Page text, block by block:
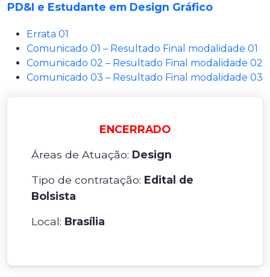
PD&I e Estudante em Design Gráfico
Errata 01
Comunicado 01 – Resultado Final modalidade 01
Comunicado 02 – Resultado Final modalidade 02
Comunicado 03 – Resultado Final modalidade 03
ENCERRADO
Áreas de Atuação: Design
Tipo de contratação: Edital de
Bolsista
Local: Brasília